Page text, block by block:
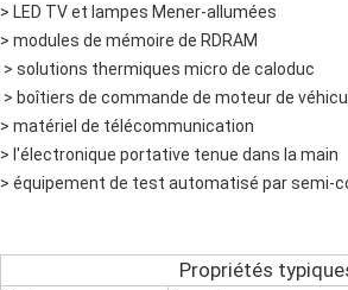
> LED TV et lampes Mener-allumées
> modules de mémoire de RDRAM
> solutions thermiques micro de caloduc
> boîtiers de commande de moteur de
> matériel de télécommunication
> l'électronique portative tenue dans la main
> équipement de test automatisé par semi-
Propriétés